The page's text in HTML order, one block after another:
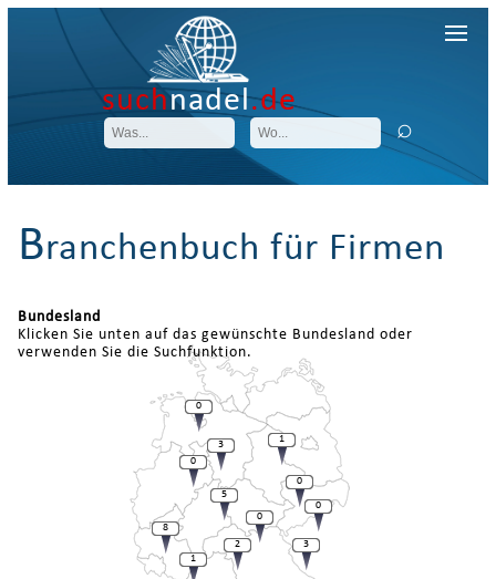
suchnadel.de
Branchenbuch für Firmen
Bundesland
Klicken Sie unten auf das gewünschte Bundesland oder
verwenden Sie die Suchfunktion.
3
0
8
0
0
1
3
0
0
5
1
2